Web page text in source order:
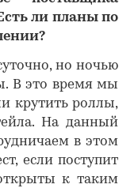
ли планы по
но ночью
В это время мы
крутить роллы,
На данный
в этом
если поступит
к таким